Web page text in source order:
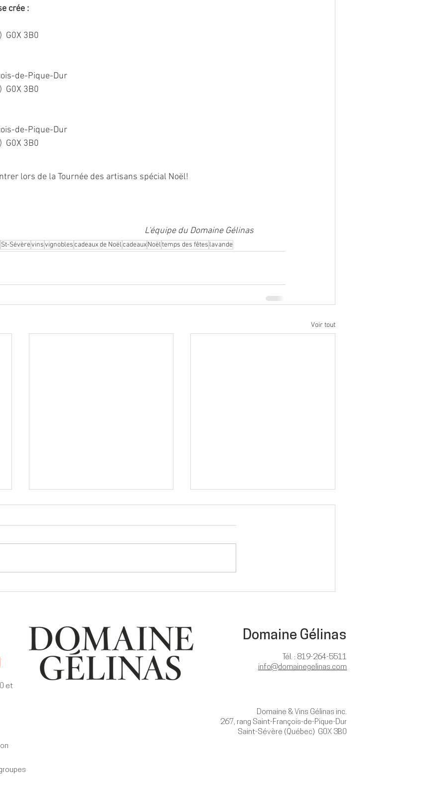
crée :
G0X 3B0
de-Pique-Dur
G0X 3B0
de-Pique-Dur
G0X 3B0
lors de la Tournée des artisans spécial Noël!
L'équipe du Domaine Gélinas
St-Sévèrevinsvignoblescadeaux de NoëlcadeauxNoëltemps des fêtes lavande
Voir tout
et
Domaine Gélinas
Tél. : 819-264-5511
info@domainegelinas.com
Domaine & Vins Gélinas inc.
267, rang Saint-François-de-Pique-Dur
Saint-Sévère (Québec) G0X 3B0